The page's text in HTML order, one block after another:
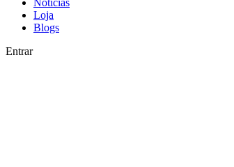
Notícias
Loja
Blogs
Entrar